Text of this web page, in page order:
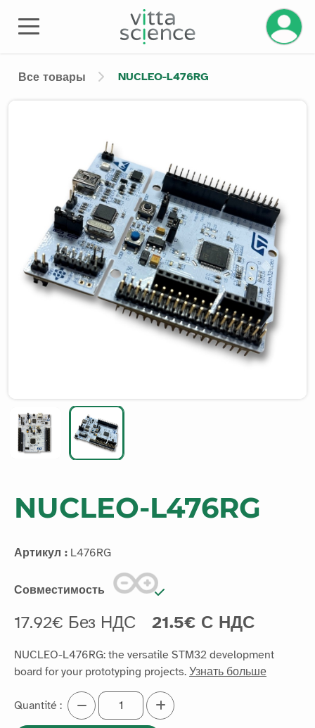
Все товары NUCLEO-L476RG
NUCLEO-L476RG
Артикул : L476RG
Совместимость
17.92€ Без НДС 21.5€ С НДС
NUCLEO-L476RG: the versatile STM32 development
board for your prototyping projects. Узнать больше
Quantité :